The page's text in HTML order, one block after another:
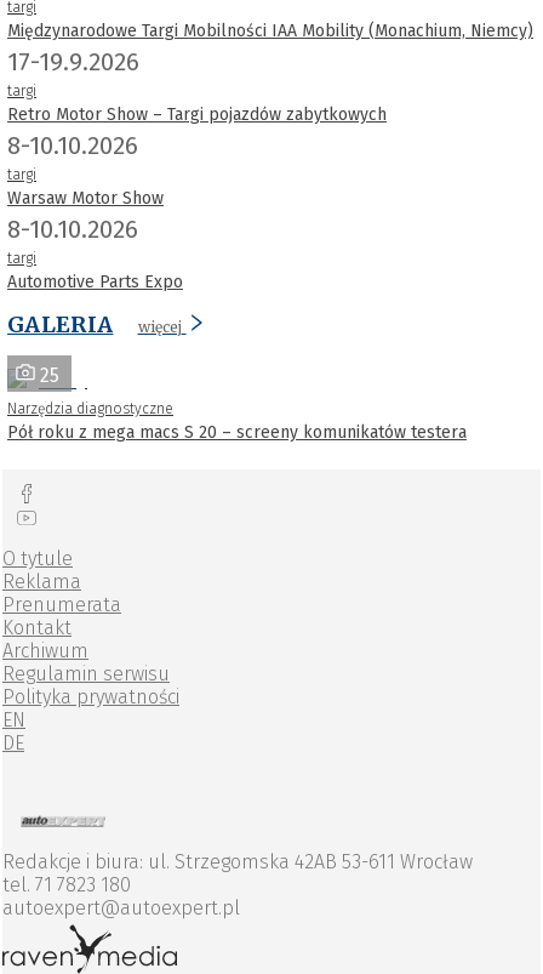
targi
Międzynarodowe Targi Mobilności IAA Mobility (Monachium, Niemcy)
17-19.9.2026
targi
Retro Motor Show – Targi pojazdów zabytkowych
8-10.10.2026
targi
Warsaw Motor Show
8-10.10.2026
targi
Automotive Parts Expo
GALERIA więcej
25
Narzędzia diagnostyczne
Pół roku z mega macs S 20 – screeny komunikatów testera
O tytule
Reklama
Prenumerata
Kontakt
Archiwum
Regulamin serwisu
Polityka prywatności
EN
DE
Redakcje i biura: ul. Strzegomska 42AB 53-611 Wrocław
tel. 71 7823 180
autoexpert@autoexpert.pl